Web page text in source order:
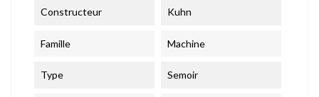
Constructeur Kuhn
Famille Machine
Type Semoir